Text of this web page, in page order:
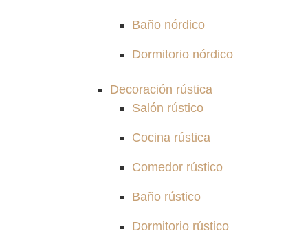
Baño nórdico
Dormitorio nórdico
Decoración rústica
Salón rústico
Cocina rústica
Comedor rústico
Baño rústico
Dormitorio rústico